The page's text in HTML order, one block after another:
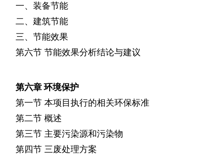
一、装备节能
二、建筑节能
三、节能效果
第六节 节能效果分析结论与建议
第六章环境保护
第一节 本项目执行的相关环保标准
第二节 概述
第三节 主要污染源和污染物
第四节 三废处理方案